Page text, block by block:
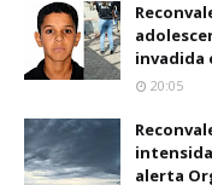
invadida
20:05
alerta